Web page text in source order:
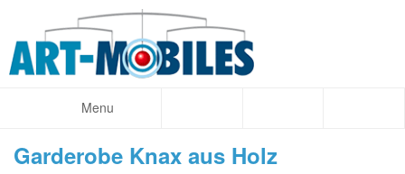
Menu
Garderobe Knax aus Holz